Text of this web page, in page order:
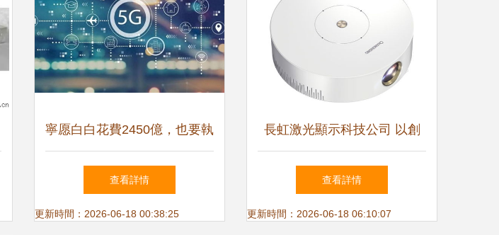
寧愿白白花費2450億，也要執
意禁用華為設備 如今已淪為
國際笑話
查看詳情
更新時間：2026-06-18 00:38:25
長虹激光顯示科技公司 以創
新技術引領未來投影新視界
查看詳情
更新時間：2026-06-18 06:10:07